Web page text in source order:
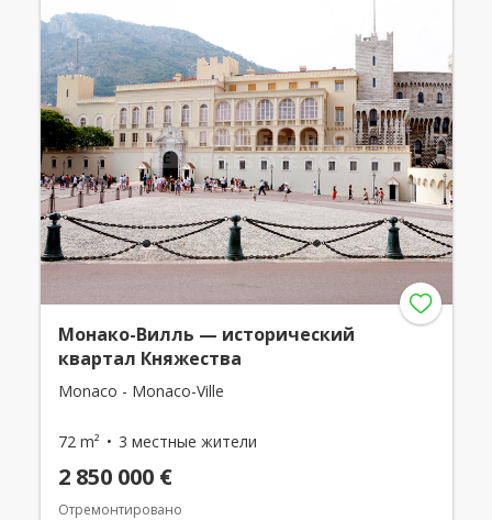
Монако-Вилль — исторический
квартал Княжества
Monaco - Monaco-Ville
72 m² 3 местные жители
2 850 000 €
Отремонтировано